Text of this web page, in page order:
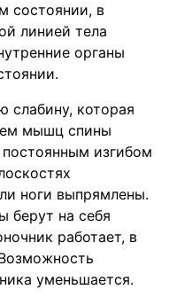
состоянии, в
линией тела
органы
слабину, которая
мышц спины
постоянным изгибом
ноги выпрямлены.
берут на себя
работает, в
уменьшается.